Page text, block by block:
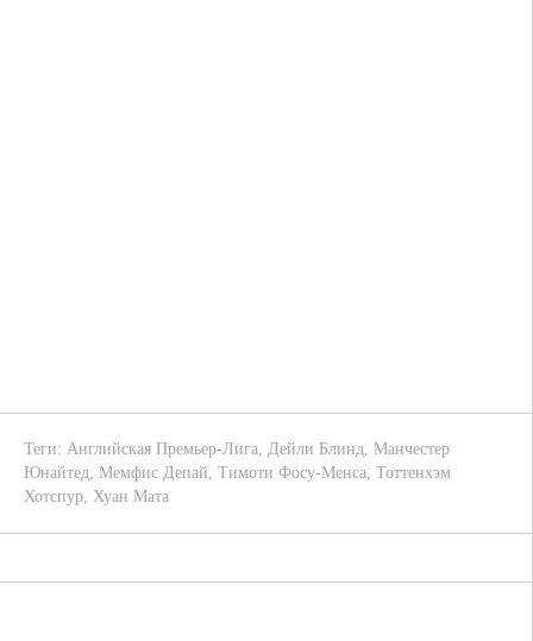
Теги: Английская Премьер-Лига Дейли Блинд
Манчестер
Юнайтед
Мемфис Депай Тимоти Фосу-Менса Тоттенхэм
Хотспур Хуан Мата